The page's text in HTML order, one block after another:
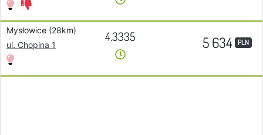
Mysłowice (28km)
ul. Chopina 1
4.3335 5 634 PLN